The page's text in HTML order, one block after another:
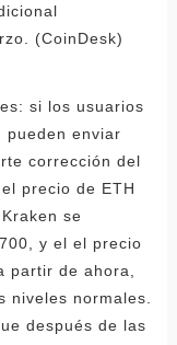
(CoinDesk)
si los usuarios
pueden enviar
corrección del
precio de ETH
se
y el el precio
partir de ahora,
niveles normales.
después de las